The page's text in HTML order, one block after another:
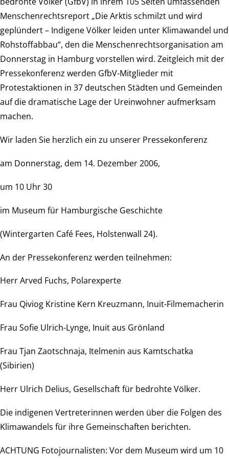
Menschenrechtsreport „Die Arktis schmilzt und wird
geplündert – Indigene Völker leiden unter Klimawandel und
Rohstoffabbau“, den die Menschenrechtsorganisation am
Donnerstag in Hamburg vorstellen wird. Zeitgleich mit der
Pressekonferenz werden GfbV-Mitglieder mit
Protestaktionen in 37 deutschen Städten und Gemeinden
auf die dramatische Lage der Ureinwohner aufmerksam
machen.
Wir laden Sie herzlich ein zu unserer Pressekonferenz
am Donnerstag, dem 14. Dezember 2006,
um 10 Uhr 30
im Museum für Hamburgische Geschichte
(Wintergarten Café Fees, Holstenwall 24).
An der Pressekonferenz werden teilnehmen:
Herr Arved Fuchs, Polarexperte
Frau Qiviog Kristine Kern Kreuzmann, Inuit-Filmemacherin
Frau Sofie Ulrich-Lynge, Inuit aus Grönland
Frau Tjan Zaotschnaja, Itelmenin aus Kamtschatka
(Sibirien)
Herr Ulrich Delius, Gesellschaft für bedrohte Völker.
Die indigenen Vertreterinnen werden über die Folgen des
Klimawandels für ihre Gemeinschaften berichten.
ACHTUNG Fotojournalisten: Vor dem Museum wird um 10